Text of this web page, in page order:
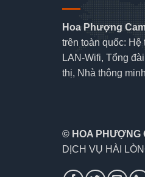
Hoa Phượng
trên toàn quốc: Hệ
LAN-Wifi, Tổng
thị, Nhà thông
© HOA PHƯỢNG
DỊCH VỤ HÀI